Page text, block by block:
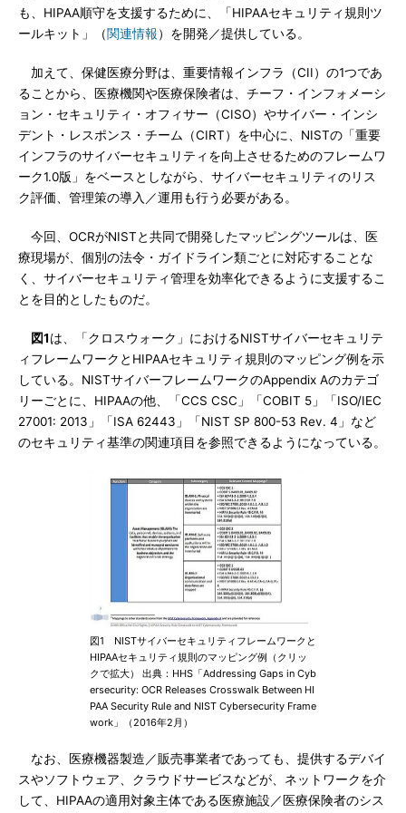
も、HIPAA順守を支援するために、「HIPAAセキュリティ規則ツ
ールキット」（関連情報）を開発／提供している。
加えて、保健医療分野は、重要情報インフラ（CII）の1つであ
ることから、医療機関や医療保険者は、チーフ・インフォメーシ
ョン・セキュリティ・オフィサー（CISO）やサイバー・インシ
デント・レスポンス・チーム（CIRT）を中心に、NISTの「重要
インフラのサイバーセキュリティを向上させるためのフレームワ
ーク1.0版」をベースとしながら、サイバーセキュリティのリス
ク評価、管理策の導入／運用も行う必要がある。
今回、OCRがNISTと共同で開発したマッピングツールは、医
療現場が、個別の法令・ガイドライン類ごとに対応することな
く、サイバーセキュリティ管理を効率化できるように支援するこ
とを目的としたものだ。
図1は、「クロスウォーク」におけるNISTサイバーセキュリテ
ィフレームワークとHIPAAセキュリティ規則のマッピング例を示
している。NISTサイバーフレームワークのAppendix Aのカテゴ
リーごとに、HIPAAの他、「CCS CSC」「COBIT 5」「ISO/IEC
27001: 2013」「ISA 62443」「NIST SP 800-53 Rev. 4」など
のセキュリティ基準の関連項目を参照できるようになっている。
図1 NISTサイバーセキュリティフレームワークと
HIPAAセキュリティ規則のマッピング例（クリッ
クで拡大） 出典：HHS「Addressing Gaps in Cyb
ersecurity: OCR Releases Crosswalk Between HI
PAA Security Rule and NIST Cybersecurity Frame
work」（2016年2月）
なお、医療機器製造／販売事業者であっても、提供するデバイ
スやソフトウェア、クラウドサービスなどが、ネットワークを介
して、HIPAAの適用対象主体である医療施設／医療保険者のシス